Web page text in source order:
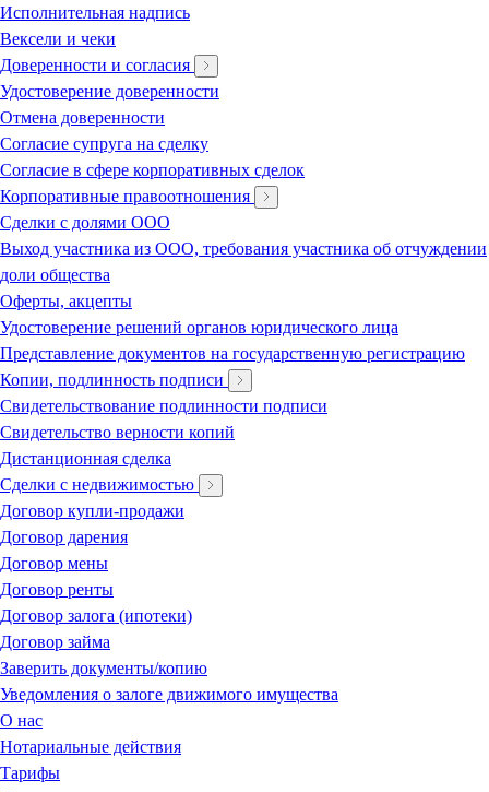
Исполнительная надпись
Вексели и чеки
Доверенности и согласия
Удостоверение доверенности
Отмена доверенности
Согласие супруга на сделку
Согласие в сфере корпоративных сделок
Корпоративные правоотношения
Сделки с долями ООО
Выход участника из ООО, требования участника об отчуждении
доли общества
Оферты, акцепты
Удостоверение решений органов юридического лица
Представление документов на государственную регистрацию
Копии, подлинность подписи
Свидетельствование подлинности подписи
Свидетельство верности копий
Дистанционная сделка
Сделки с недвижимостью
Договор купли-продажи
Договор дарения
Договор мены
Договор ренты
Договор залога (ипотеки)
Договор займа
Заверить документы/копию
Уведомления о залоге движимого имущества
О нас
Нотариальные действия
Тарифы